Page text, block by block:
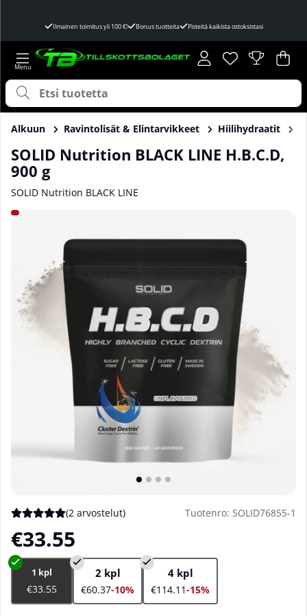
Ilmainen toimitus yli 100 €! Bonus tuotteita Pisteitä kaikista ostoksistasi
Toivelista
Lukumäärä
. .
Alkuun Ravintolisät & Elintarvikkeet Hiilihydraatit
SOLID Nutrition BLACK LINE H.B.C.D,
900 g
SOLID Nutrition BLACK LINE
Tuotekuvat SOLID Nutrition BLACK LINE H.B.C.D, 900 g
Keskiarvoluokitus 5 / 5 Arvioiden määrä 2
(2 arvostelut) Tuotenro: SOLID76855-1
€33.55
1 kpl
€33.55
2 kpl
€60.37-10%
4 kpl
€114.11-15%